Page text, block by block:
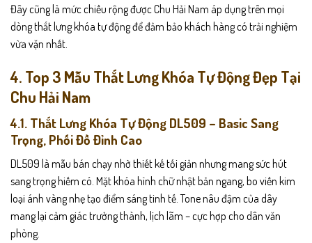
Đây cũng là mức chiều rộng được Chu Hải Nam áp dụng trên mọi
dòng thắt lưng khóa tự động để đảm bảo khách hàng có trải nghiệm
vừa vặn nhất.
4. Top 3 Mẫu Thắt Lưng Khóa Tự Động Đẹp Tại
Chu Hải Nam
4.1. Thắt Lưng Khóa Tự Động DL509 – Basic Sang
Trọng, Phối Đồ Đỉnh Cao
DL509 là mẫu bán chạy nhờ thiết kế tối giản nhưng mang sức hút
sang trọng hiếm có. Mặt khóa hình chữ nhật bản ngang, bo viền kim
loại ánh vàng nhẹ tạo điểm sáng tinh tế. Tone nâu đậm của dây
mang lại cảm giác trưởng thành, lịch lãm – cực hợp cho dân văn
phòng.